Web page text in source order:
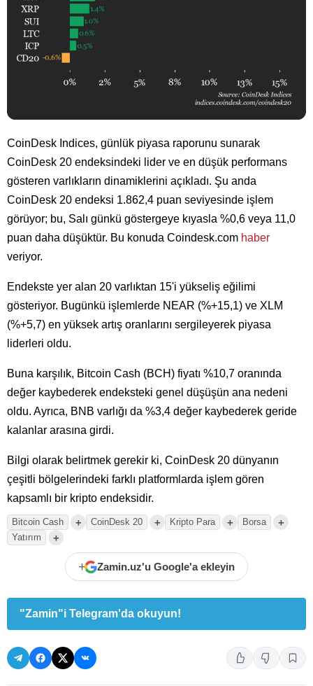
CoinDesk Indices, günlük piyasa raporunu sunarak
CoinDesk 20 endeksindeki lider ve en düşük performans
gösteren varlıkların dinamiklerini açıkladı. Şu anda
CoinDesk 20 endeksi 1.862,4 puan seviyesinde işlem
görüyor; bu, Salı günkü göstergeye kıyasla %0,6 veya 11,0
puan daha düşüktür. Bu konuda Coindesk.com haber
veriyor.
Endekste yer alan 20 varlıktan 15'i yükseliş eğilimi
gösteriyor. Bugünkü işlemlerde NEAR (%+15,1) ve XLM
(%+5,7) en yüksek artış oranlarını sergileyerek piyasa
liderleri oldu.
Buna karşılık, Bitcoin Cash (BCH) fiyatı %10,7 oranında
değer kaybederek endeksteki genel düşüşün ana nedeni
oldu. Ayrıca, BNB varlığı da %3,4 değer kaybederek geride
kalanlar arasına girdi.
Bilgi olarak belirtmek gerekir ki, CoinDesk 20 dünyanın
çeşitli bölgelerindeki farklı platformlarda işlem gören
kapsamlı bir kripto endeksidir.
Bitcoin Cash + CoinDesk 20 + Kripto Para + Borsa +
Yatırım +
+ Zamin.uz'u Google'a ekleyin
"Zamin"i Telegram'da okuyun!